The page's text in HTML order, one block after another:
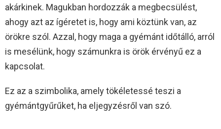
akárkinek. Magukban hordozzák a megbecsülést,
ahogy azt az ígéretet is, hogy ami köztünk van, az
örökre szól. Azzal, hogy maga a gyémánt időtálló, arról
is mesélünk, hogy számunkra is örök érvényű ez a
kapcsolat.
Ez az a szimbolika, amely tökéletessé teszi a
gyémántgyűrűket, ha eljegyzésről van szó.